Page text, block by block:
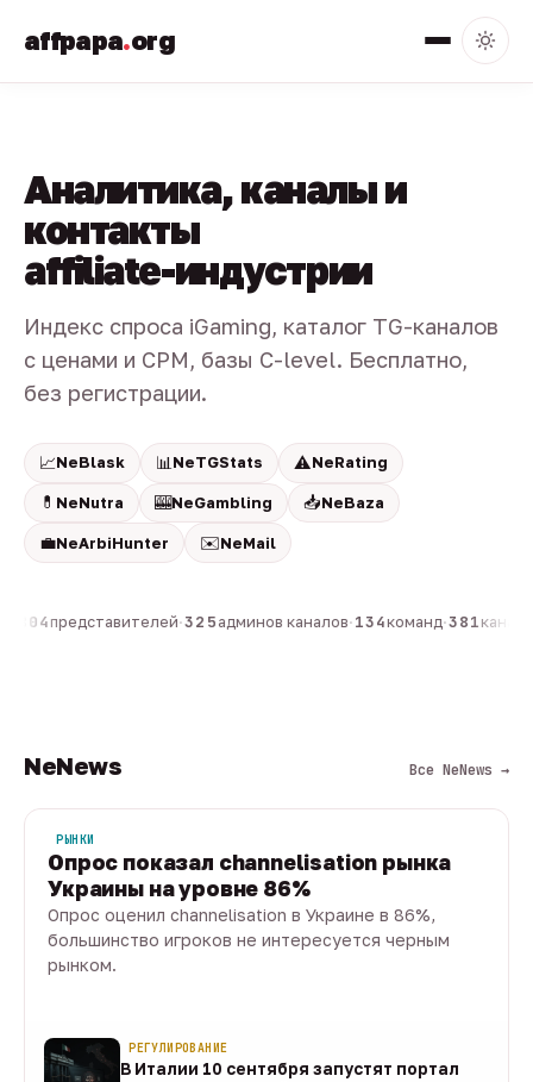
affpapa.org
Аналитика, каналы и
контакты
affiliate-индустрии
Индекс спроса iGaming, каталог TG-каналов
с ценами и CPM, базы C-level. Бесплатно,
без регистрации.
📈NeBlask 📊 NeTGStats ⚠️NeRating
💊 NeNutra 🎰NeGambling 📥NeBaza
💼NeArbiHunter ✉️NeMail
804представителей·325 админов каналов·134команд·381
NeNews Все NeNews →
РЫНКИ
Опрос показал channelisation рынка
Украины на уровне 86%
Опрос оценил channelisation в Украине в 86%,
большинство игроков не интересуется черным
рынком.
РЕГУЛИРОВАНИЕ
В Италии 10 сентября запустят портал